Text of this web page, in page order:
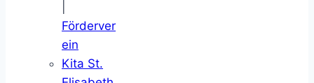
Förderver
ein
Kita St.